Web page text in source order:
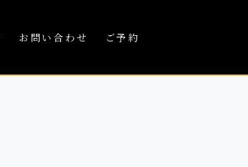
お問い合わせ ご予約